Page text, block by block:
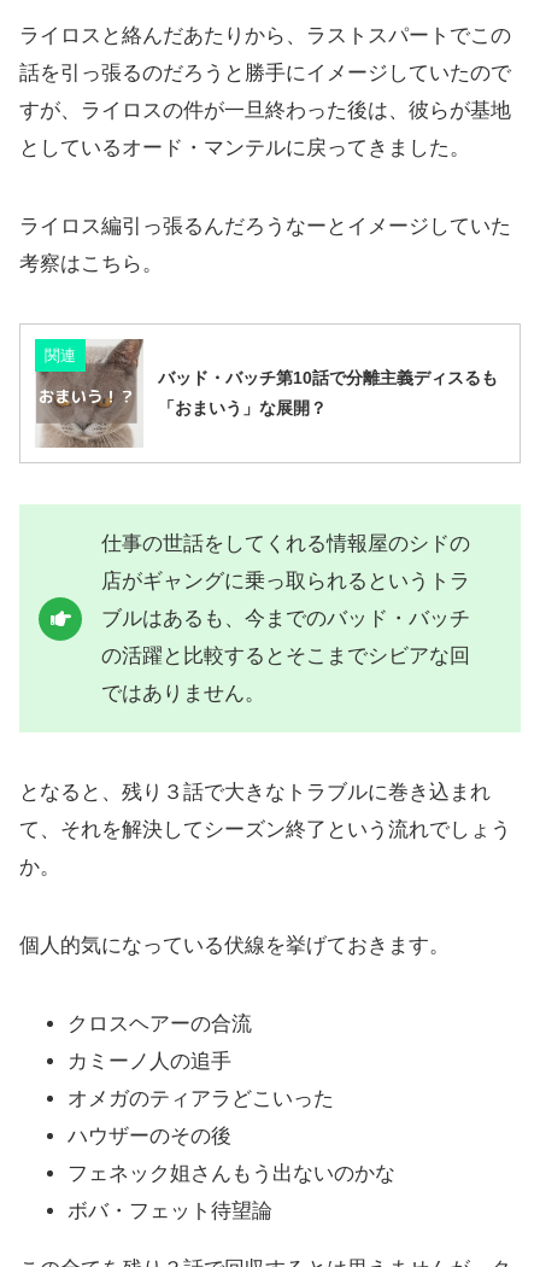
ライロスと絡んだあたりから、ラストスパートでこの
話を引っ張るのだろうと勝手にイメージしていたので
すが、ライロスの件が一旦終わった後は、彼らが基地
としているオード・マンテルに戻ってきました。
ライロス編引っ張るんだろうなーとイメージしていた
考察はこちら。
関連
バッド・バッチ第10話で分離主義ディスるも
「おまいう」な展開？
仕事の世話をしてくれる情報屋のシドの
店がギャングに乗っ取られるというトラ
ブルはあるも、今までのバッド・バッチ
の活躍と比較するとそこまでシビアな回
ではありません。
となると、残り３話で大きなトラブルに巻き込まれ
て、それを解決してシーズン終了という流れでしょう
か。
個人的気になっている伏線を挙げておきます。
クロスヘアーの合流
カミーノ人の追手
オメガのティアラどこいった
ハウザーのその後
フェネック姐さんもう出ないのかな
ボバ・フェット待望論